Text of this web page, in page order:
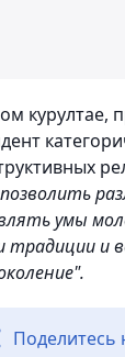
курултае,
умы
традиции и
Поделитесь